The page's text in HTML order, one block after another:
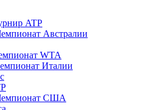
ATP
Австралии
WTA
Италии
США